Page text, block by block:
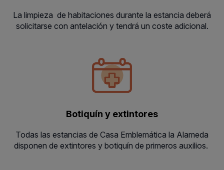
La limpieza de habitaciones durante la estancia deberá
solicitarse con antelación y tendrá un coste adicional.
Botiquín y extintores
Todas las estancias de Casa Emblemática la Alameda
disponen de extintores y botiquín de primeros auxilios.